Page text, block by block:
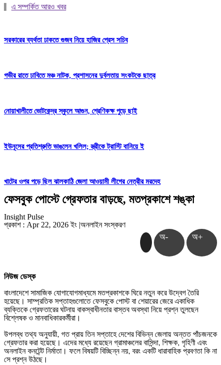
এ সম্পর্কিত আরও খবর
সরকারের ব্যর্থতা ঢাকতে গুজব নিয়ে হাজির প্রেস সচিব
গভীর রাতে ঢাবিতে মঞ্চ নাটক, প্রশাসনের দুর্বলতায় সংকটকে ছাত্র
নোয়াখালীতে ভোটকেন্দ্র স্কুলে আগুন, শ্রেণিকক্ষ পুড়ে ছাই
ইউনূসের প্রতিশ্রুতি ভাঙলেন খলিল; স্ত্রীকে ট্রাস্টি বানিয়ে ই
খাটের ওপর পড়ে ছিল ঝালকাঠি জেলা আওয়ামী লীগের নেত্রীর মরদেহ
ফেসবুক পোস্টে গ্রেফতার বাড়ছে, মতপ্রকাশে শঙ্কা
Insight Pulse
প্রকাশ : Apr 22, 2026 ইং |অনলাইন সংস্করণ
অ- অ+
নিউজ ডেস্ক
বাংলাদেশে সামাজিক যোগাযোগমাধ্যমে মতপ্রকাশকে ঘিরে নতুন করে উদ্বেগ তৈরি
হয়েছে। সাম্প্রতিক সপ্তাহগুলোতে ফেসবুকে পোস্ট বা শেয়ারের জেরে একাধিক
ব্যক্তিকে গ্রেফতারের ঘটনায় বাকস্বাধীনতার বাস্তব অবস্থা নিয়ে প্রশ্ন তুলছেন
বিশ্লেষক ও মানবাধিকারকর্মীরা।
উপলব্ধ তথ্য অনুযায়ী, গত প্রায় তিন সপ্তাহে দেশের বিভিন্ন জেলায় অন্তত পাঁচজনকে
গ্রেফতার করা হয়েছে। এদের মধ্যে রয়েছেন গ্রামাঞ্চলের বাসিন্দা, শিক্ষক, গৃহিণী এবং
অনলাইন কনটেন্ট নির্মাতা। ফলে বিষয়টি বিচ্ছিন্ন নয়, বরং একটি ধারাবাহিক প্রবণতা কি না
সে প্রশ্ন উঠছে।